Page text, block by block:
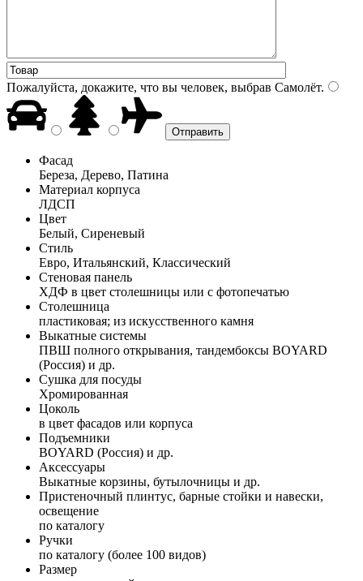
Пожалуйста, докажите, что вы человек, выбрав Самолёт.
Фасад
Береза, Дерево, Патина
Материал корпуса
ЛДСП
Цвет
Белый, Сиреневый
Стиль
Евро, Итальянский, Классический
Стеновая панель
ХДФ в цвет столешницы или с фотопечатью
Столешница
пластиковая; из искусственного камня
Выкатные системы
ПВШ полного открывания, тандембоксы BOYARD
(Россия) и др.
Сушка для посуды
Хромированная
Цоколь
в цвет фасадов или корпуса
Подъемники
BOYARD (Россия) и др.
Аксессуары
Выкатные корзины, бутылочницы и др.
Пристеночный плинтус, барные стойки и навески,
освещение
по каталогу
Ручки
по каталогу (более 100 видов)
Размер